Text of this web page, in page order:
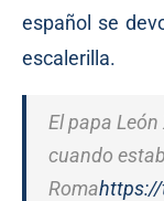
español se
escalerilla.
El papa León
cuando
Roma